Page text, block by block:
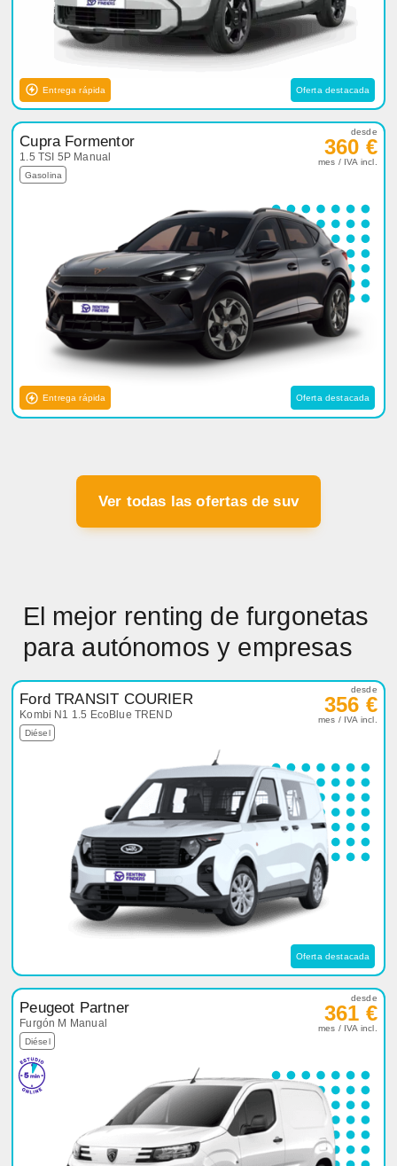
Entrega rápida Oferta destacada
Cupra Formentor
1.5 TSI 5P Manual
Gasolina
desde
360 €
mes / IVA incl.
Entrega rápida Oferta destacada
Ver todas las ofertas de suv
El mejor renting de furgonetas
para autónomos y empresas
Ford TRANSIT COURIER
Kombi N1 1.5 EcoBlue TREND
Diésel
desde
356 €
mes / IVA incl.
Oferta destacada
Peugeot Partner
Furgón M Manual
Diésel
desde
361 €
mes / IVA incl.